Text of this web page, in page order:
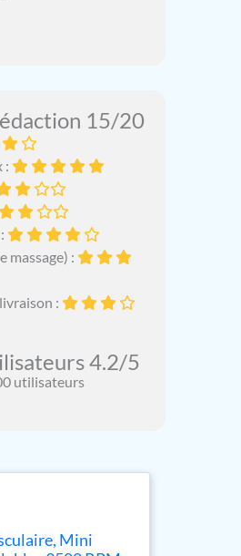
15/20
:
massage) :
:
4.2/5
utilisateurs
Mini